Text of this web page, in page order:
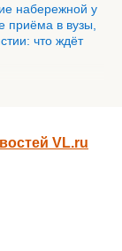
набережной у
в вузы,
что ждёт
VL.ru